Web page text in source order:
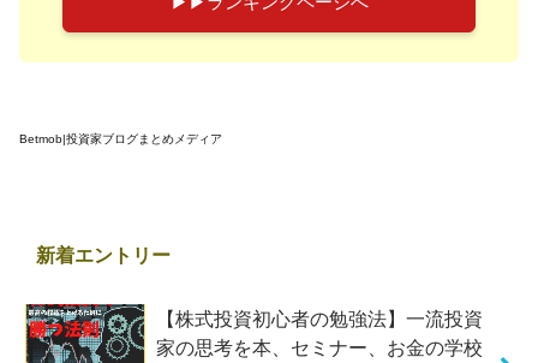
Betmob|投資家ブログまとめメディア
新着エントリー
【株式投資初心者の勉強法】一流投資
家の思考を本、セミナー、お金の学校